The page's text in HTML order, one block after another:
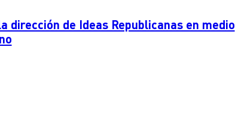
dirección de Ideas Republicanas en medio